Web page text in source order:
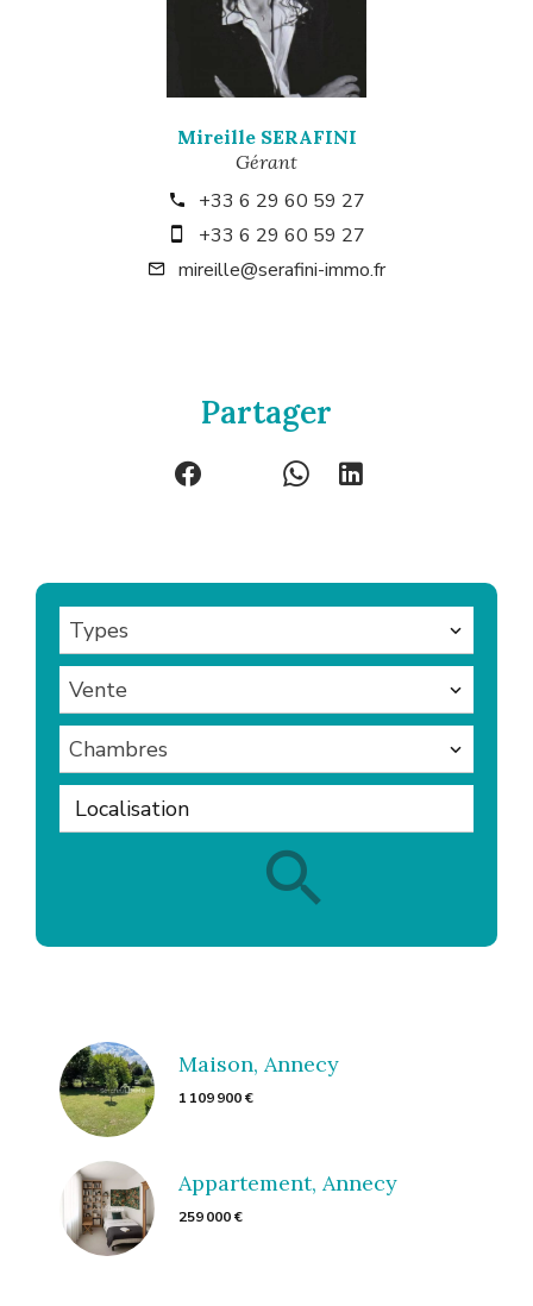
Mireille SERAFINI
Gérant
+33 6 29 60 59 27
+33 6 29 60 59 27
mireille@serafini-immo.fr
Partager
Types
Vente
Chambres
Localisation
Maison, Annecy
1 109 900 €
Appartement, Annecy
259 000 €